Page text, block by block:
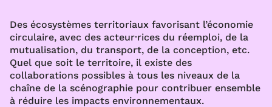
Des écosystèmes territoriaux favorisant l’économie
circulaire, avec des acteur·rices du réemploi, de la
mutualisation, du transport, de la conception, etc.
Quel que soit le territoire, il existe des
collaborations possibles à tous les niveaux de la
chaîne de la scénographie pour contribuer ensemble
à réduire les impacts environnementaux.